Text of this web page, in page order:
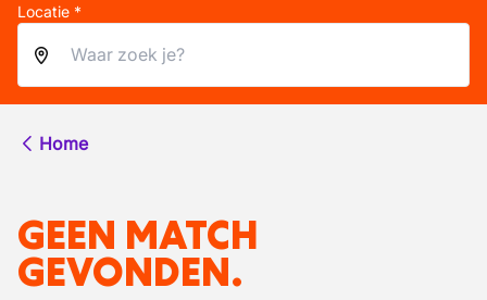
Locatie *
Home
GEEN MATCH
GEVONDEN.